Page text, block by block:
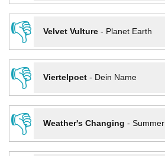
👎
Velvet Vulture- Planet Earth
👎
Viertelpoet- Dein Name
👎
Weather's Changing - Summer